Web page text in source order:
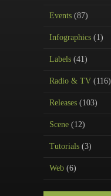
Events (87)
Infographics (1)
Labels (41)
Radio & TV (116)
Releases (103)
Scene (12)
Tutorials (3)
Web (6)